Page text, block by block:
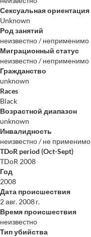
Сексуальная ориентация
Unknown
Род занятий
неизвестно / неприменимо
Миграционный статус
неизвестно / неприменимо
Гражданство
unknown
Races
Black
Возрастной диапазон
unknown
Инвалидность
неизвестно / не применимо
TDoR period (Oct-Sept)
TDoR 2008
Год
2008
Дата происшествия
2 авг. 2008 г.
Время происшествия
неизвестно
Тип убийства